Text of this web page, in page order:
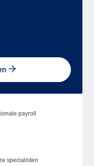
payroll
specialisten